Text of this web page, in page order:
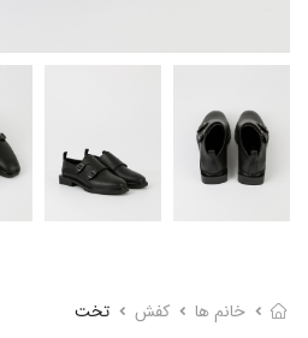
خانم ها کفش تخت